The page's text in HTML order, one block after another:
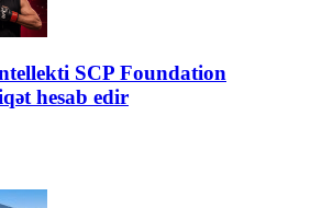
SCP Foundation
hesab edir